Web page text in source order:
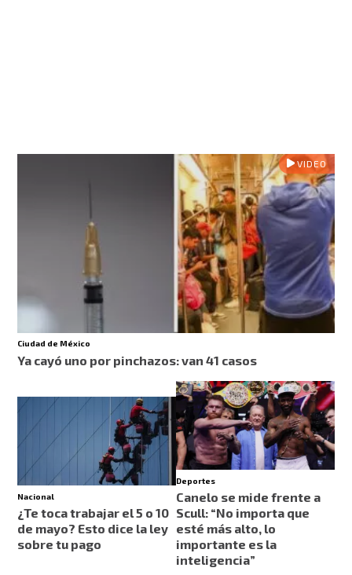
VIDEO
Ciudad de México
Ya cayó uno por pinchazos: van 41 casos
Nacional
¿Te toca trabajar el 5 o 10
de mayo? Esto dice la ley
sobre tu pago
Deportes
Canelo se mide frente a
Scull: “No importa que
esté más alto, lo
importante es la
inteligencia”